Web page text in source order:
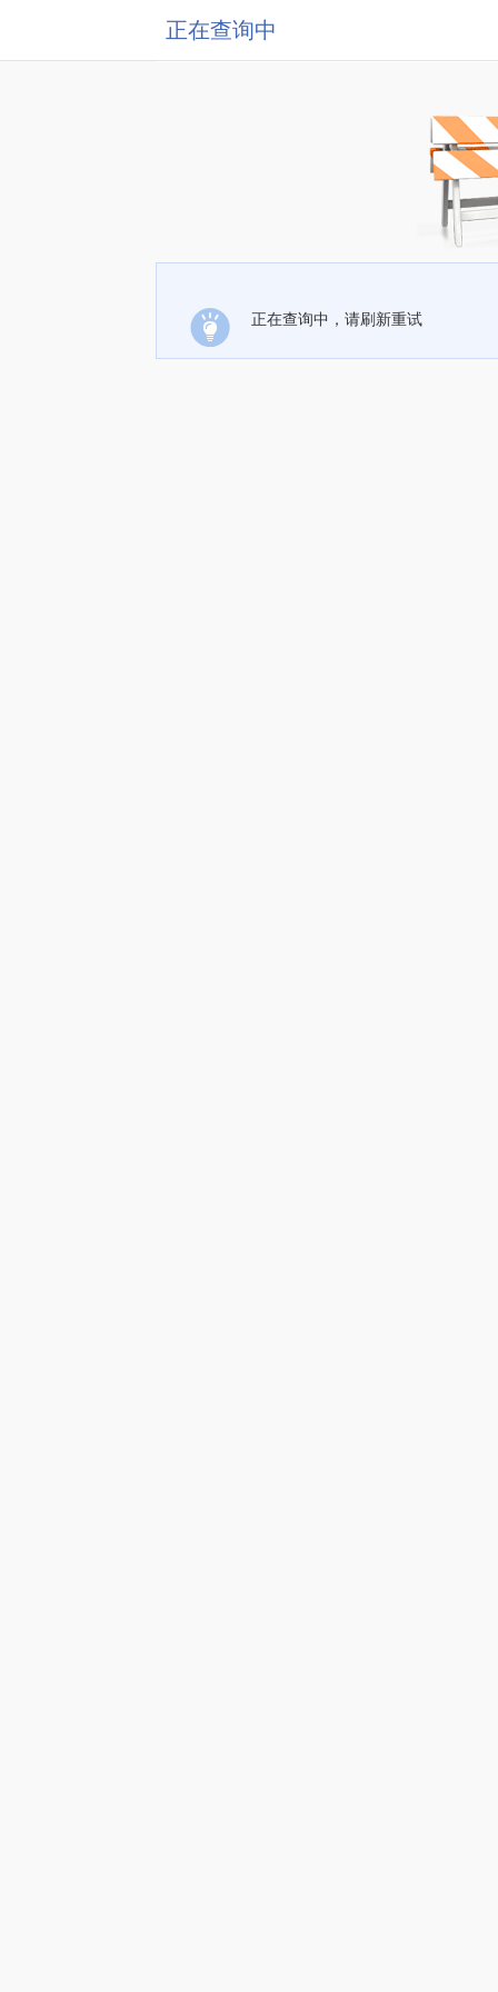
正在查询中
正在查询中，请刷新重试